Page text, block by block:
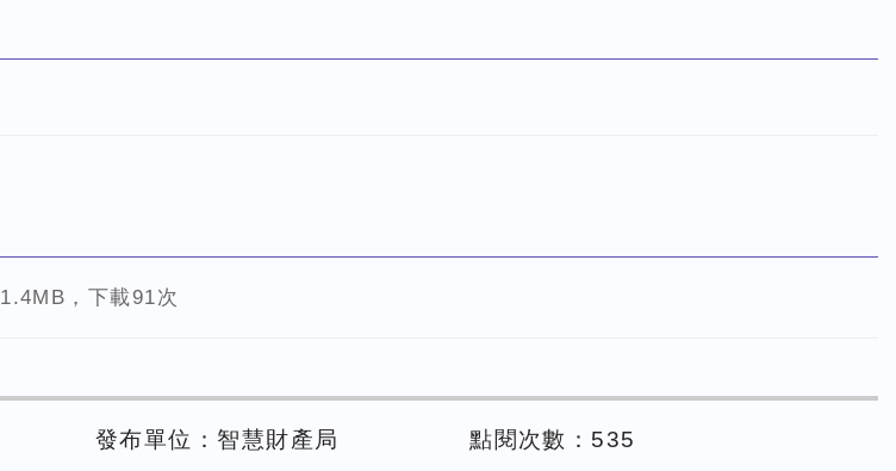
1.4MB，下載91次
發布單位：智慧財產局 點閱次數：535